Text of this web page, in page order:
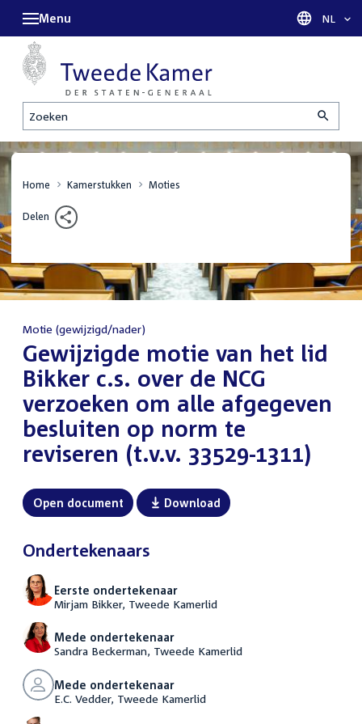
Zoeken
Menu Taal
NL
Home Kamerstukken Moties
Delen
Motie (gewijzigd/nader)
:Gewijzigde motie van het lid
Bikker c.s. over de NCG
verzoeken om alle afgegeven
besluiten op norm te
reviseren (t.v.v. 33529-1311)
Open document Download
Ondertekenaars
Eerste ondertekenaar
Mirjam Bikker, Tweede Kamerlid
Mede ondertekenaar
Sandra Beckerman, Tweede Kamerlid
Mede ondertekenaar
E.C. Vedder, Tweede Kamerlid